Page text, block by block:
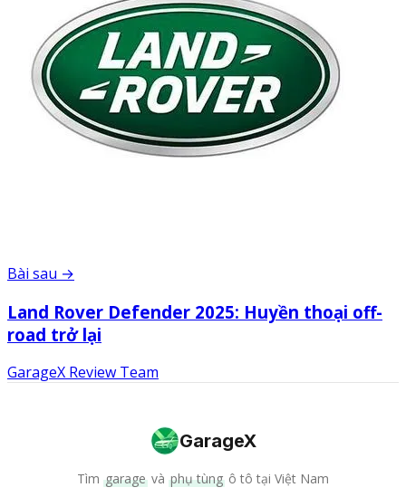
Bài sau →
Land Rover Defender 2025: Huyền thoại off-
road trở lại
GarageX Review Team
GarageX
Tìm garage và phụ tùng ô tô tại Việt Nam